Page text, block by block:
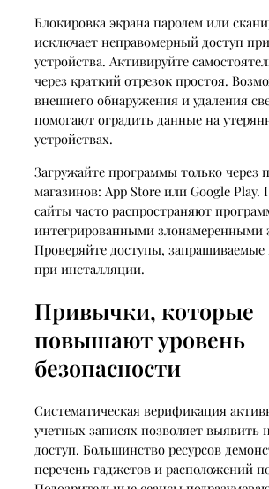
Блокировка экрана паролем или
исключает неправомерный доступ
устройства. Активируйте
через краткий отрезок простоя.
внешнего обнаружения и удаления
помогают оградить данные на
устройствах.
Загружайте программы только через
магазинов: App Store или Google Play.
сайты часто распространяют
интегрированными злонамеренными
Проверяйте доступы,
при инсталляции.
Привычки, которые
повышают уровень
безопасности
Систематическая верификация
учетных записях позволяет выявить
доступ. Большинство ресурсов
перечень гаджетов и расположений